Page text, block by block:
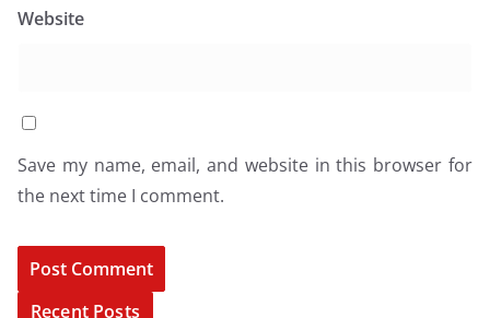
Website
Save my name, email, and website in this browser for
the next time I comment.
Recent Posts